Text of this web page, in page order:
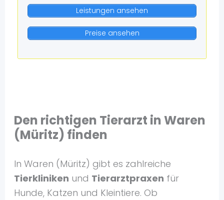
Leistungen ansehen
Preise ansehen
Den richtigen Tierarzt in Waren
(Müritz) finden
In Waren (Müritz) gibt es zahlreiche
Tierkliniken und Tierarztpraxen für
Hunde, Katzen und Kleintiere. Ob